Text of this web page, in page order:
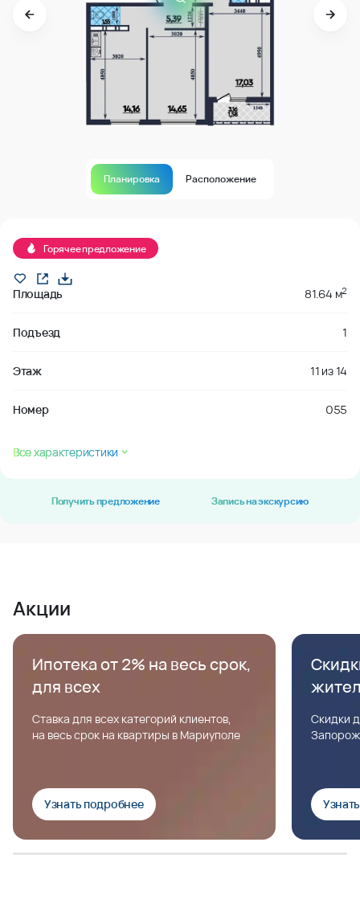
Планировка Расположение
Горячее предложение
Площадь 81.64 м2
Подъезд 1
Этаж 11 из14
Номер 055
Все характеристики
Получить предложение Запись на экскурсию
Акции
Ипотека от 2% на весь срок,
для всех
Ставка для всех категорий клиентов,
на весь срок на квартиры в Мариуполе
Узнать подробнее
Скидки